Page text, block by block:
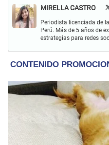
MIRELLA CASTRO
Periodista licenciada de
Perú. Más de 5 años de
estrategias para redes
música.